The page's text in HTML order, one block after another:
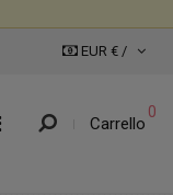
EUR € /
Carrello
0